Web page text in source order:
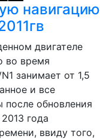
навигацию
двигателе
во время
занимает от 1,5
и все
после обновления
года
ввиду того,